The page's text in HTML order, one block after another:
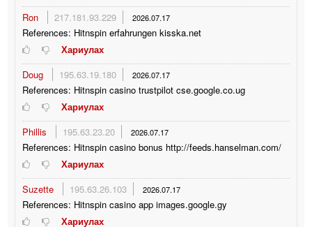
Ron
217.181.93.229 2026.07.17
References: Hitnspin erfahrungen kisska.net
Хариулах
Doug
195.63.19.180 2026.07.17
References: Hitnspin casino trustpilot cse.google.co.ug
Хариулах
Phillis
195.63.23.20 2026.07.17
References: Hitnspin casino bonus http://feeds.hanselman.com/
Хариулах
Suzette
195.63.26.103 2026.07.17
References: Hitnspin casino app images.google.gy
Хариулах